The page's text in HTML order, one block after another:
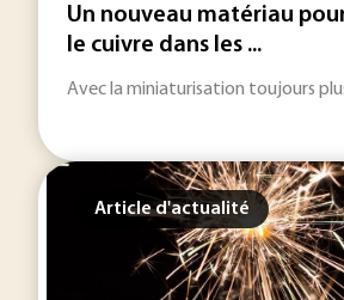
Un nouveau matériau
le cuivre dans les ...
Avec la miniaturisation toujours
Article d'actualité